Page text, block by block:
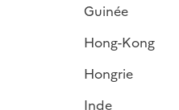
Guinée
Hong-Kong
Hongrie
Inde